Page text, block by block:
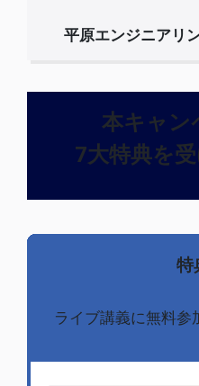
平原エンジニアリ
本キャン
7大特典を
特
ライブ講義に無料参